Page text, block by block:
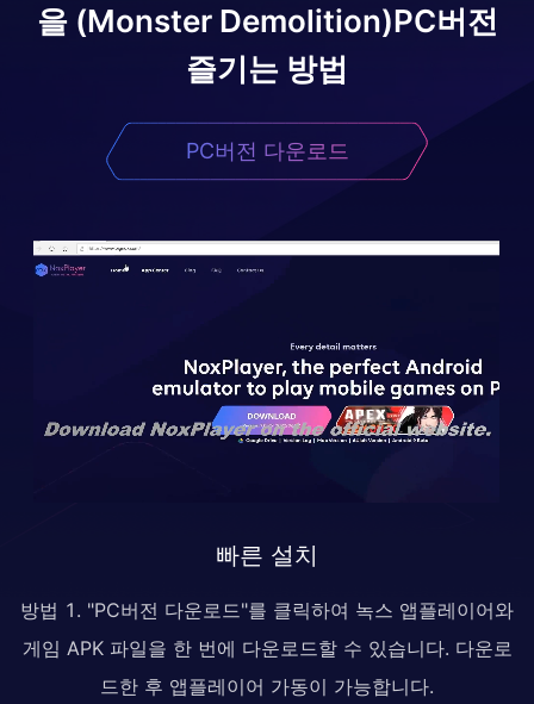
을 (Monster Demolition)PC버전
즐기는 방법
PC버전 다운로드
빠른 설치
방법 1. "PC버전 다운로드"를 클릭하여 녹스 앱플레이어와
게임 APK 파일을 한 번에 다운로드할 수 있습니다. 다운로
드한 후 앱플레이어 가동이 가능합니다.